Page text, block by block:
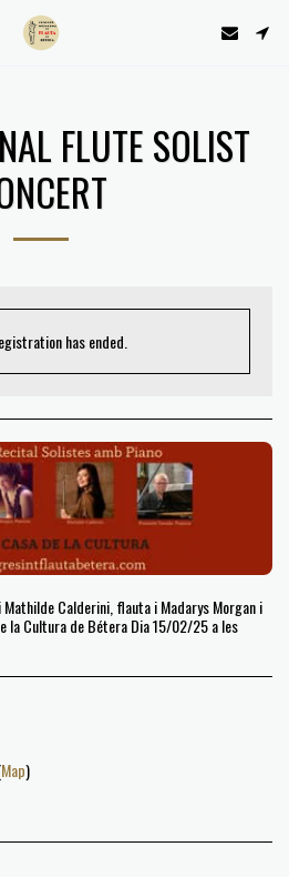
FLUTE SOLIST
has ended.
Calderini, flauta i Madarys Morgan i
la Cultura de Bétera Dia 15/02/25 a les
Map)